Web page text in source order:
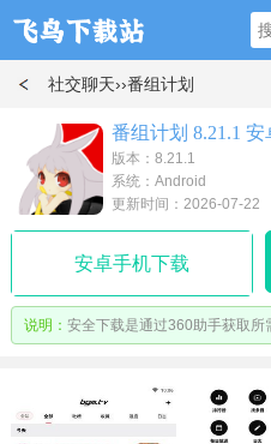
社交聊天››番组计划
番组计划 8.21.1 安
版本：8.21.1
系统：Android
更新时间：2026-07-22
安卓手机下载
说明： 安全下载是通过360助手获取所